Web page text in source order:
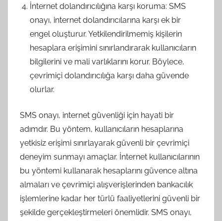
İnternet dolandırıcılığına karşı koruma: SMS
onayı, internet dolandırıcılarına karşı ek bir
engel oluşturur. Yetkilendirilmemiş kişilerin
hesaplara erişimini sınırlandırarak kullanıcıların
bilgilerini ve mali varlıklarını korur. Böylece,
çevrimiçi dolandırıcılığa karşı daha güvende
olurlar.
SMS onayı, internet güvenliği için hayati bir
adımdır. Bu yöntem, kullanıcıların hesaplarına
yetkisiz erişimi sınırlayarak güvenli bir çevrimiçi
deneyim sunmayı amaçlar. İnternet kullanıcılarının
bu yöntemi kullanarak hesaplarını güvence altına
almaları ve çevrimiçi alışverişlerinden bankacılık
işlemlerine kadar her türlü faaliyetlerini güvenli bir
şekilde gerçekleştirmeleri önemlidir. SMS onayı,